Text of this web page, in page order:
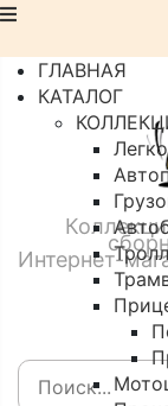
Интернет-
ГЛАВНАЯ
КАТАЛОГ